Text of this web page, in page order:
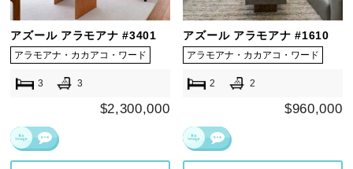
アズール アラモアナ #3401
アラモアナ・カカアコ・ワード
3 3
$2,300,000
アズール アラモアナ #1610
アラモアナ・カカアコ・ワード
2 2
$960,000